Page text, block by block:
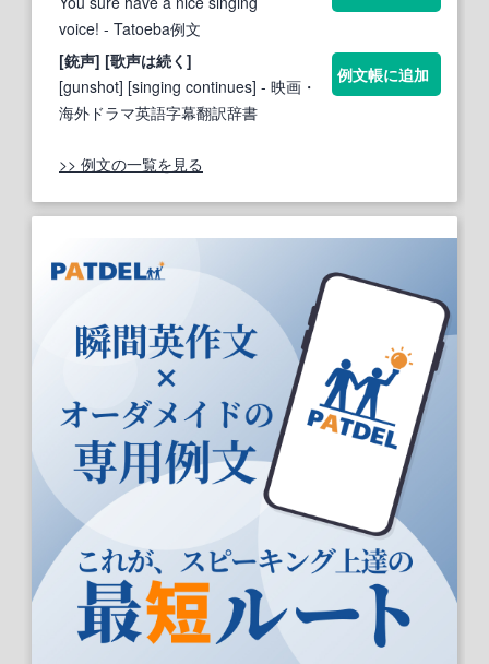
voice! - Tatoeba例文
[銃声] [歌声は続く]
[gunshot] [singing continues] - 映画・
海外ドラマ英語字幕翻訳辞書
例文帳に追加
>> 例文の一覧を見る